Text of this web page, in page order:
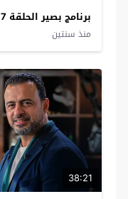
برنامج بصير الحلقة 7 سيما كلوب
منذ سنتين
38:21